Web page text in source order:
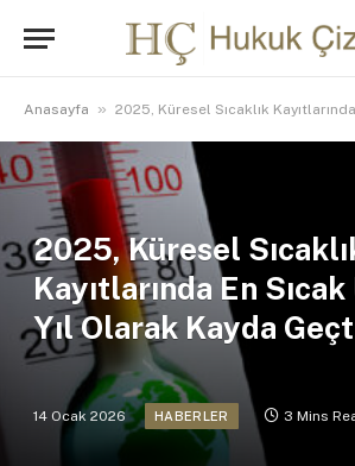
Anasayfa » 2025, Küresel Sıcaklık Kayıtlarında En Sıcak
2025, Küresel
Kayıtlarında En
Yıl Olarak Kayda
14 Ocak 2026 HABERLER 3 Mins